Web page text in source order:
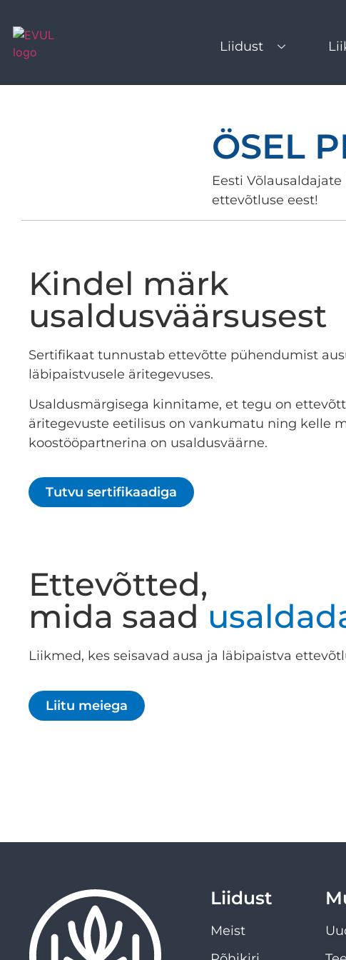
Liidust
ÖSEL
Eesti
ettevõtluse eest!
Kindel märk
usaldusväärsusest
Sertifikaat tunnustab ettevõtte pühendumist
läbipaistvusele äritegevuses.
Usaldusmärgisega kinnitame, et tegu on
äritegevuste eetilisus on vankumatu ning kelle
koostööpartnerina on usaldusväärne.
Tutvu sertifikaadiga
Ettevõtted,
mida saad
Liikmed, kes seisavad ausa ja läbipaistva
Liitu meiega
Liidust
Meist